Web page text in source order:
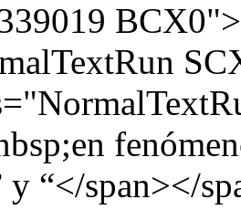
y “</span></